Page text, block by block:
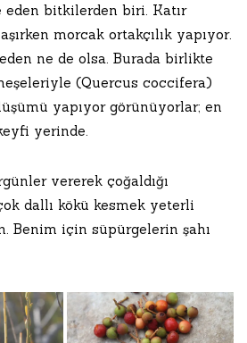
eden bitkilerden biri. Katır
morcak ortakçılık yapıyor.
ne de olsa. Burada birlikte
(Quercus coccifera)
yapıyor görünüyorlar; en
yerinde.
vererek çoğaldığı
dallı kökü kesmek yeterli
Benim için süpürgelerin şahı